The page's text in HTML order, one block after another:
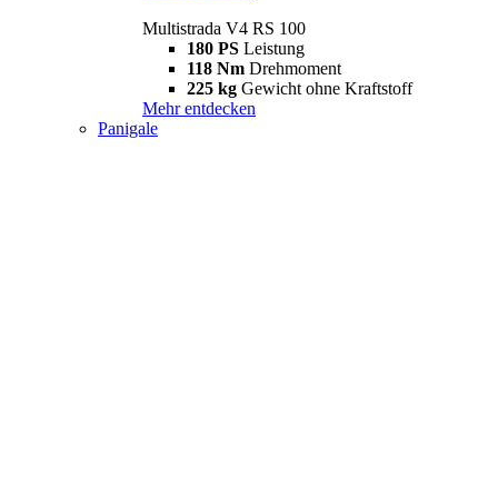
Multistrada V4 RS 100
180 PS Leistung
118 Nm Drehmoment
225 kg Gewicht ohne Kraftstoff
Mehr entdecken
Panigale